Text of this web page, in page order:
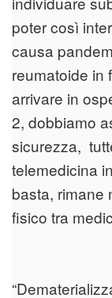
poter così
causa
reumatoide in
arrivare in
2, dobbiamo
sicurezza,
telemedicina
basta, rimane
fisico tra